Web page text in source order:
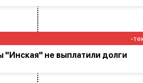
-
не выплатили долги